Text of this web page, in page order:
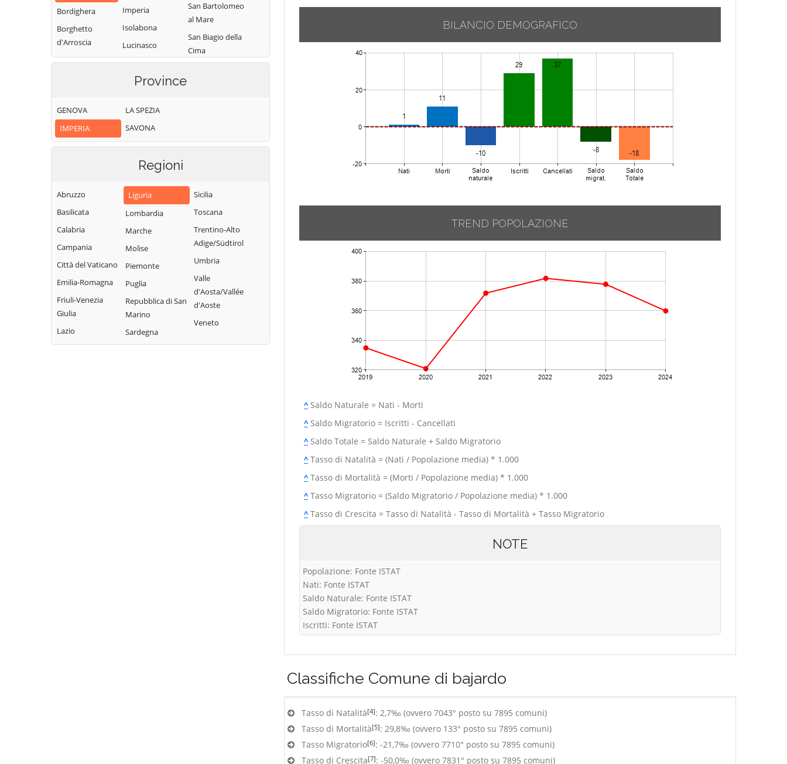
Bordighera
Borghetto
d'Arroscia
Borgomaro
Castel Vittorio
Castellaro
Ceriana
Chiusanico
Chiusavecchia
Cipressa
Civezza
Cosio d'Arroscia
Imperia
Isolabona
Lucinasco
Mendatica
Molini di Triora
Carpasio
Montegrosso
Pian Latte
Olivetta San
Michele
Ospedaletti
Perinaldo
Pietrabruna
Pieve di Teco
Pigna
Pompeiana
Pontedassio
San Bartolomeo
al Mare
San Biagio della
Cima
Seborga
Terzorio
Triora
Vallebona
Ventimiglia
Vessalico
Villa Faraldi
Province
GENOVA
IMPERIA
LA SPEZIA
SAVONA
Regioni
Abruzzo
Basilicata
Calabria
Campania
Città del Vaticano
Emilia-Romagna
Friuli-Venezia
Giulia
Lazio
Liguria
Lombardia
Marche
Molise
Piemonte
Puglia
Repubblica di San
Marino
Sardegna
Sicilia
Toscana
Trentino-Alto
Adige/Südtirol
Umbria
Valle
d'Aosta/Vallée
d'Aoste
Veneto
BILANCIO DEMOGRAFICO
TREND POPOLAZIONE
^Saldo Naturale = Nati - Morti
^Saldo Migratorio = Iscritti - Cancellati
^Saldo Totale = Saldo Naturale + Saldo Migratorio
^Tasso di Natalità = (Nati / Popolazione media) * 1.000
^Tasso di Mortalità = (Morti / Popolazione media) * 1.000
^Tasso Migratorio = (Saldo Migratorio / Popolazione media) * 1.000
^Tasso di Crescita = Tasso di Natalità - Tasso di Mortalità + Tasso Migratorio
NOTE
Popolazione: Fonte ISTAT
Nati: Fonte ISTAT
Saldo Naturale: Fonte ISTAT
Saldo Migratorio: Fonte ISTAT
Iscritti: Fonte ISTAT
Classifiche Comune di bajardo
Tasso di Natalità[4]: 2,7‰ (ovvero 7043° posto su 7895 comuni)
Tasso di Mortalità[5]: 29,8‰ (ovvero 133° posto su 7895 comuni)
Tasso Migratorio[6]: -21,7‰ (ovvero 7710° posto su 7895 comuni)
Tasso di Crescita[7]: -50,0‰ (ovvero 7831° posto su 7895 comuni)